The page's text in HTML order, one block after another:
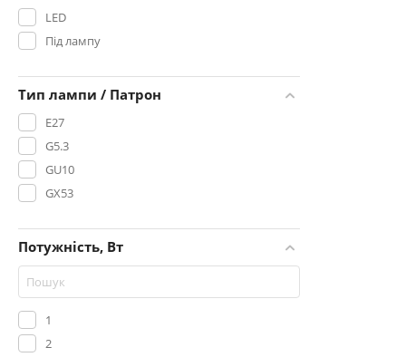
LED
Під лампу
Тип лампи / Патрон
E27
G5.3
GU10
GX53
Потужність, Вт
1
2